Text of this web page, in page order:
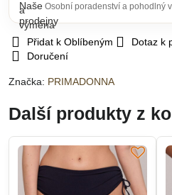
Přidat k Oblíbeným Dotaz k
Doručení
Značka: PRIMADONNA
Osobní poradenství a pohodlný
Další produkty z